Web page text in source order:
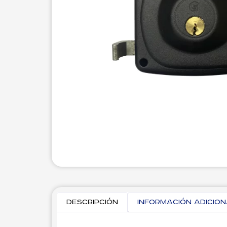
Descripción Información